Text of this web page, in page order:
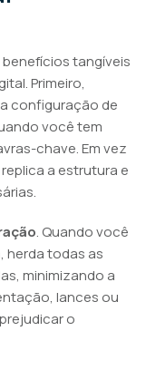
tangíveis
Primeiro,
configuração de
você tem
chave. Em vez
a estrutura e
. Quando você
herda todas as
minimizando a
lances ou
o